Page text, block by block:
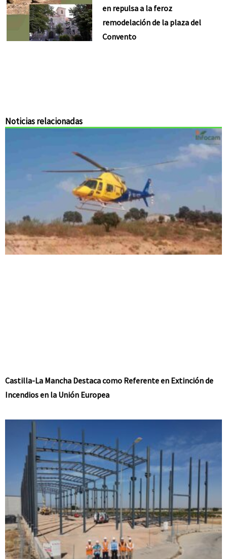
en repulsa a la feroz
remodelación de la plaza del
Convento
Noticias relacionadas
Castilla-La Mancha Destaca como Referente en Extinción de
Incendios en la Unión Europea